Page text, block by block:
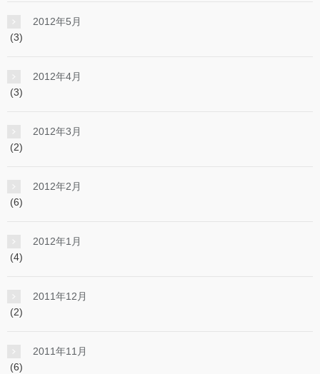
2012年5月
(3)
2012年4月
(3)
2012年3月
(2)
2012年2月
(6)
2012年1月
(4)
2011年12月
(2)
2011年11月
(6)